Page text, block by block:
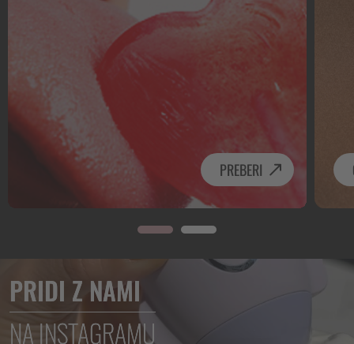
PREBERI
PRIDI Z NAMI
NA INSTAGRAMU